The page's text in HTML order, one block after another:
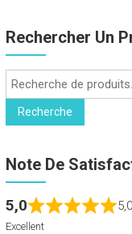
Rechercher Un
Recherche
pour :
Recherche
Note De
5,0
Excellent